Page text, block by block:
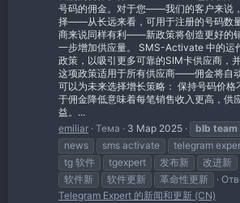
号码的佣金。对于您——我们的客户来说
择——从长远来看，可用于注册的号码数
商来说同样有利——新政策将创造更好的
一步增加供应量。 SMS-Activate 中的运
政策，以吸引更多可靠的SIM卡供应商，
这项政策适用于所有供应商——佣金将自
可以为未来选择增长策略： 保持号码价格
于佣金降低意味着每笔销售收入更高，供
益。...
emiliar Тема 3 Мар 2025 blb team
news
sms activate telegram
tg 软件
tgexpert 发布新 改进新
软件新
软件更新 革命性更新
Telegram Expert 的新闻和更新 (CN)